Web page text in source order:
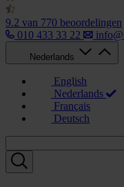
9.2 van 770 beoordelingen
010 433 33 22
Nederlands
English
Nederlands
Français
Deutsch